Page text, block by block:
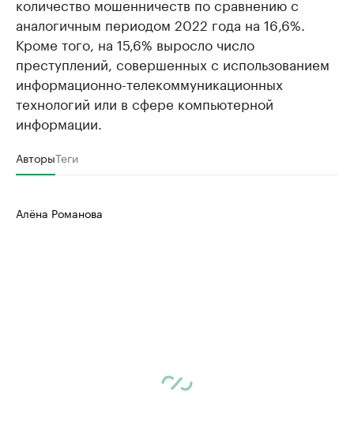
аналогичным периодом 2022 года на 16,6%.
Кроме того, на 15,6% выросло число
преступлений, совершенных с использованием
информационно-телекоммуникационных
технологий или в сфере компьютерной
информации.
АвторыТеги
Алёна Романова